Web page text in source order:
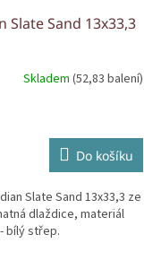
Slate Sand 13x33,3
Skladem (52,83 balení)
Do košíku
Slate Sand 13x33,3 ze
dlaždice, materiál
bílý střep.